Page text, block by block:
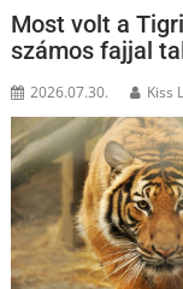
Most volt a
számos fajjal
2026.07.30. Kiss